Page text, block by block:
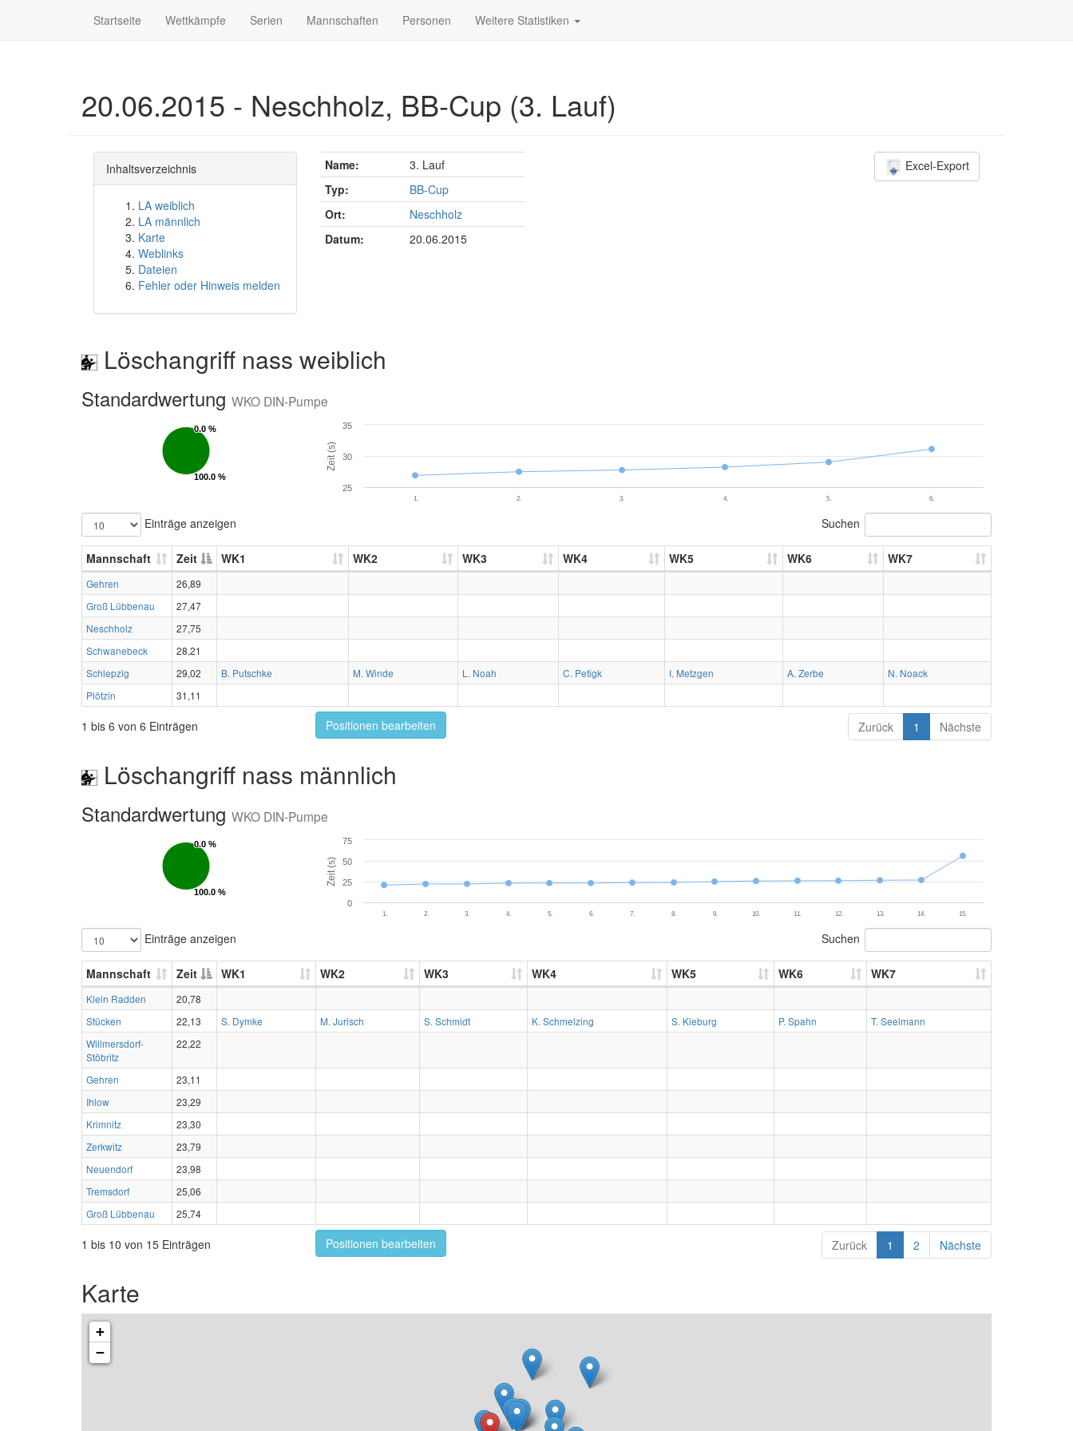
Startseite Wettkämpfe Serien Mannschaften Personen Weitere Statistiken
20.06.2015 - Neschholz, BB-Cup (3. Lauf)
Inhaltsverzeichnis
LA weiblich
LA männlich
Karte
Weblinks
Dateien
Fehler oder Hinweis melden
Name:
3. Lauf
Typ:
BB-Cup
Ort:
Neschholz
Datum:
20.06.2015
Excel-Export
Löschangriff nass weiblich
Standardwertung WKO DIN-Pumpe
0.0 %
0.0 %
100.0 %
100.0 %
Zeit (s)
1. 2. 3. 4. 5. 6.
25
30
35
Einträge anzeigen Suchen
Mannschaft Zeit WK1 WK2 WK3 WK4 WK5 WK6 WK7
Gehren
26,89
Groß Lübbenau
27,47
Neschholz
27,75
Schwanebeck
28,21
Schlepzig
29,02 B. Putschke M. Winde L. Noah C. Petigk I. Metzgen A. Zerbe
N. Noack
Plötzin
31,11
1 bis 6 von 6 Einträgen Positionen bearbeiten Zurück 1 Nächste
Löschangriff nass männlich
Standardwertung WKO DIN-Pumpe
0.0 %
0.0 %
100.0 %
100.0 %
Zeit (s)
1. 2. 3. 4. 5. 6. 7. 8. 9. 10. 11. 12. 13. 14. 15.
0
50
25
75
Einträge anzeigen Suchen
Mannschaft Zeit WK1 WK2 WK3 WK4 WK5 WK6 WK7
Klein Radden
20,78
Stücken
22,13 S. Dymke M. Jurisch S. Schmidt K. Schmelzing S. Kieburg P. Spahn
T. Seelmann
Willmersdorf-
Stöbritz
22,22
Gehren
23,11
Ihlow
23,29
Krimnitz
23,30
Zerkwitz
23,79
Neuendorf
23,98
Tremsdorf
25,06
Groß Lübbenau
25,74
1 bis 10 von 15 Einträgen Positionen bearbeiten Zurück 1 2 Nächste
Karte
+
−